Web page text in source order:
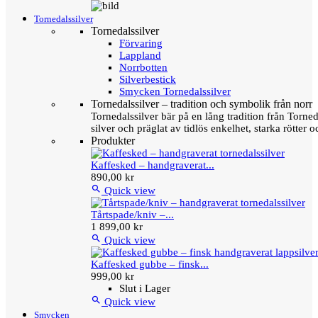
Tornedalssilver
Tornedalssilver
Förvaring
Lappland
Norrbotten
Silverbestick
Smycken Tornedalssilver
Tornedalssilver – tradition och symbolik från norr
Tornedalssilver bär på en lång tradition från
silver och präglat av tidlös enkelhet, starka rötter
Produkter
Kaffesked – handgraverat...
890,00 kr
 Quick view
Tårtspade/kniv –...
1 899,00 kr
 Quick view
Kaffesked gubbe – finsk...
999,00 kr
Slut i Lager
 Quick view
Smycken